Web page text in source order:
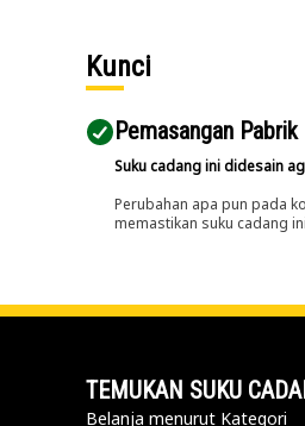
Kunci
Pemasangan Pabrik
Suku cadang ini didesain
Perubahan apa pun pada
memastikan suku cadang
TEMUKAN SUKU
Belanja menurut Kategori